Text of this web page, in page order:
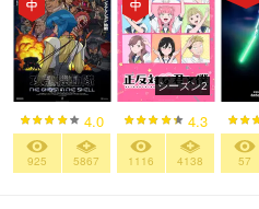
4.0
925 5867
シーズン2
4.3
1116 4138 57